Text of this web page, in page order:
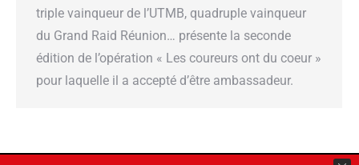
triple vainqueur de l’UTMB, quadruple vainqueur
du Grand Raid Réunion… présente la seconde
édition de l’opération « Les coureurs ont du coeur »
pour laquelle il a accepté d’être ambassadeur.